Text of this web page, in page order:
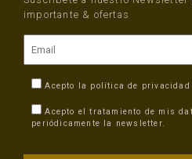
importante & ofertas
Acepto la política de privacidad
Acepto el tratamiento de mis
periódicamente la newsletter.